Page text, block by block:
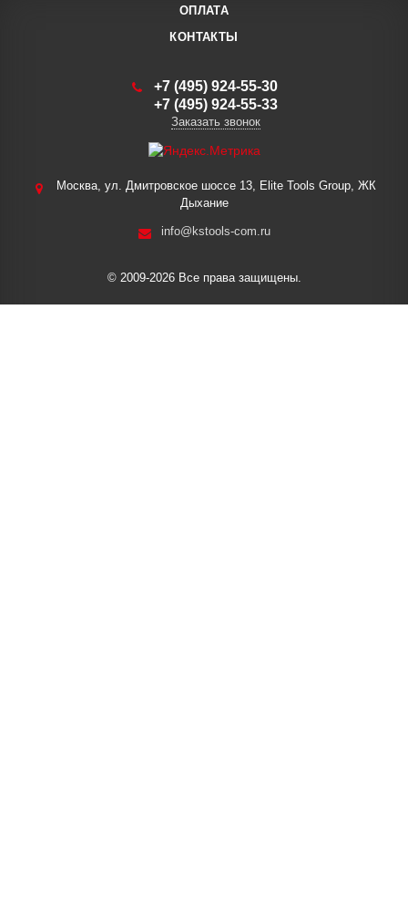
ОПЛАТА
КОНТАКТЫ
+7 (495) 924-55-30
+7 (495) 924-55-33
Заказать звонок
Москва, ул. Дмитровское шоссе 13, Elite Tools Group, ЖК
Дыхание
info@kstools-com.ru
© 2009-2026 Все права защищены.